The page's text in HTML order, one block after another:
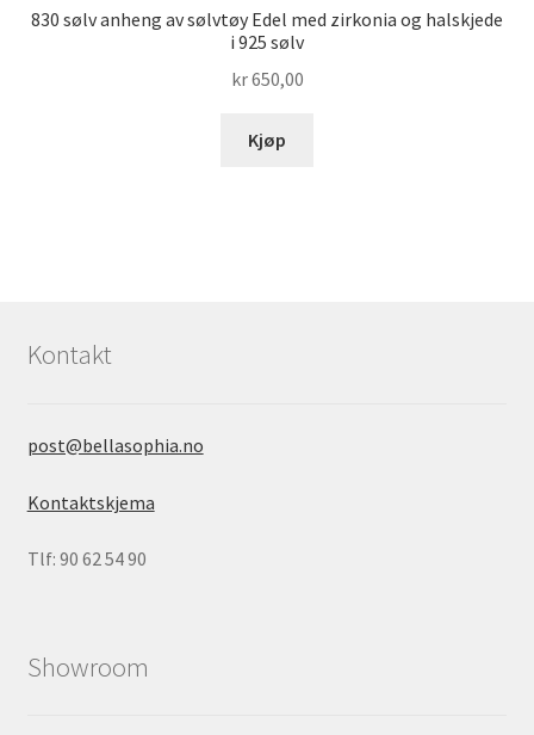
830 sølv anheng av sølvtøy Edel med zirkonia og halskjede
i 925 sølv
kr650,00
Kjøp
Kontakt
post@bellasophia.no
Kontaktskjema
Tlf: 90 62 54 90
Showroom